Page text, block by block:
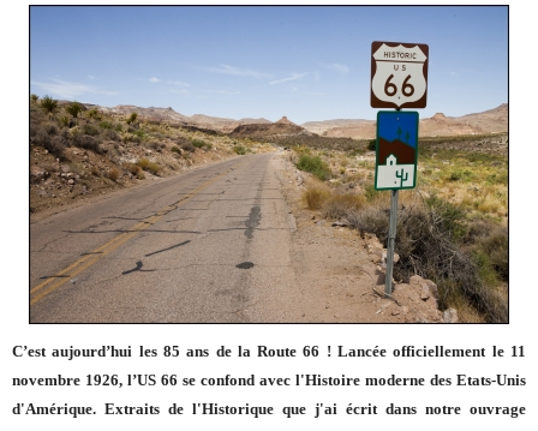
C’est aujourd’hui les 85 ans de la Route 66 ! Lancée officiellement le 11
novembre 1926, l’US 66 se confond avec l'Histoire moderne des Etats-Unis
d'Amérique. Extraits de l'Historique que j'ai écrit dans notre ouvrage